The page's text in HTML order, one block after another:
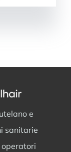
e
sanitarie